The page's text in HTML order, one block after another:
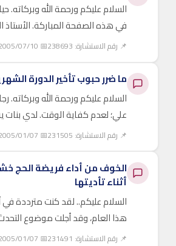
السلام عليكم ورحمة الله وبركاته.
في هذه الصفحة المباركة. الأستاذ
أن أداء الحج ...
📌 رقم الاستشارة: 238693 📅 2005/07/10
ما ضرر حبوب تأخير الدورة
السلام عليكم ورحمة الله وبركاته.
علي؛ لعدم كفاية الوقت. لدي بنات
فريضة الحج هذا العام، ...
📌 رقم الاستشارة: 231505 📅 2005/01/07
الخوف من أداء فريضة الحج
أثناء تأديتها
السلام عليكم.. لقد كنت مترددة في
هذا العام، وقد أجلت موضوع
مراراً؛ لأنني أشعر ...
📌 رقم الاستشارة: 231491 📅 2005/01/07